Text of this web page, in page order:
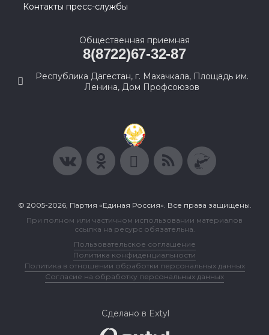
Контакты пресс-службы
Общественная приемная
8(8722)67-32-87
Республика Дагестан, г. Махачкала, Площадь им.
Ленина, Дом Профсоюзов
© 2005-2026, Партия «Единая Россия». Все права защищены.
При полном или частичном использовании материалов
ссылка на ресурс обязательна.
Пользовательское соглашение
Политика конфиденциальности
Политика в отношении обработки персональных данных
Согласие на обработку персональных данных
Сделано в Extyl